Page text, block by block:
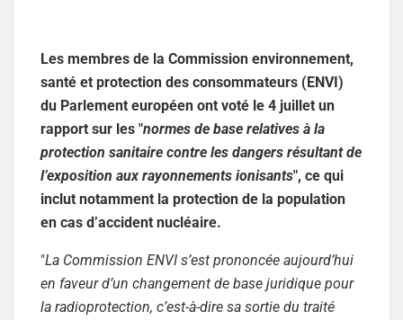
Les membres de la Commission environnement,
santé et protection des consommateurs (ENVI)
du Parlement européen ont voté le 4 juillet un
rapport sur les "normes de base relatives à la
protection sanitaire contre les dangers résultant de
l’exposition aux rayonnements ionisants", ce qui
inclut notamment la protection de la population
en cas d’accident nucléaire.
"La Commission ENVI s’est prononcée aujourd’hui
en faveur d’un changement de base juridique pour
la radioprotection, c’est-à-dire sa sortie du traité